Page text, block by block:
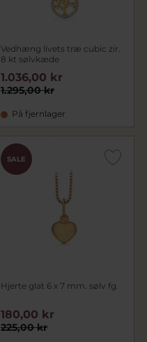
Vedhæng livets træ cubic zir.
8 kt sølvkæde
1.295,00 kr
1.036,00 kr
På fjernlager
SALE
Hjerte glat 6 x 7 mm. sølv fg.
225,00 kr
180,00 kr